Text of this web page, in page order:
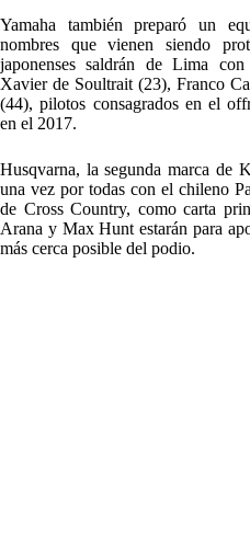
Yamaha también preparó un
nombres que vienen siendo
japonenses saldrán de Lima
Xavier de Soultrait (23), Franco
(44), pilotos consagrados en el
en el 2017.
Husqvarna, la segunda marca de
una vez por todas con el chileno
de Cross Country, como carta
Arana y Max Hunt estarán para
más cerca posible del podio.